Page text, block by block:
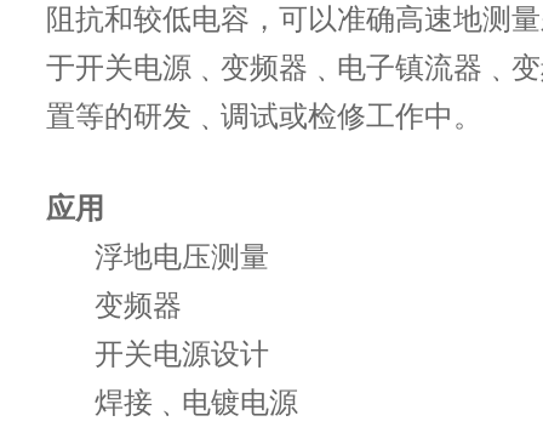
阻抗和较低电容，可以准确高速地测
于开关电源﹑变频器﹑电子镇流器﹑
置等的研发﹑调试或检修工作中。
应用
浮地电压测量
变频器
开关电源设计
焊接﹑电镀电源